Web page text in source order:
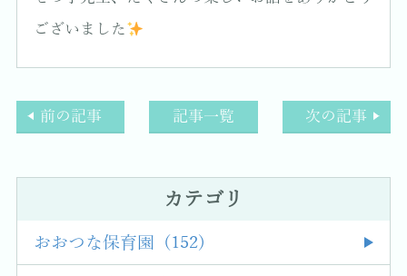
ございました
前の記事 記事一覧 次の記事
カテゴリ
おおつな保育園 (152)